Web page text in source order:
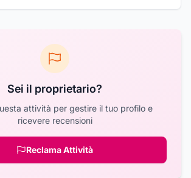
Sei il proprietario?
attività per gestire il tuo profilo e
ricevere recensioni
Reclama Attività